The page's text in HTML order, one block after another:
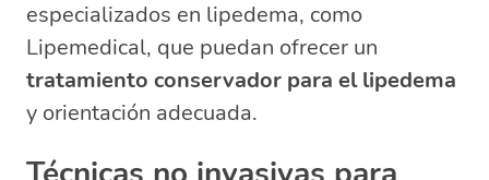
especializados en lipedema, como
Lipemedical, que puedan ofrecer un
tratamiento conservador para el lipedema
y orientación adecuada.